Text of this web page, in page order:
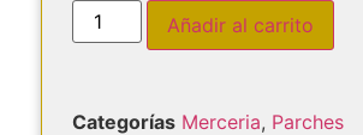
Añadir al carrito
Categorías Merceria, Parches